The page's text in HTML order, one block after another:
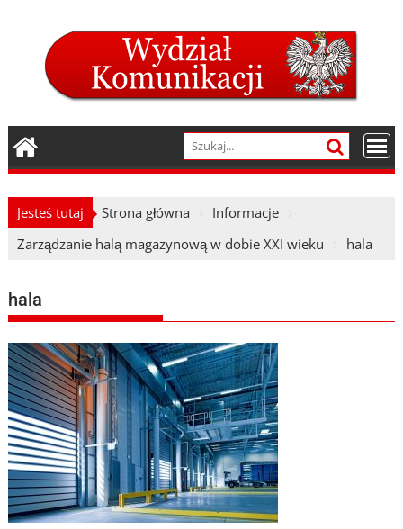
Jesteś tutaj Strona główna
Informacje
Zarządzanie halą magazynową w dobie XXI wieku
hala
hala